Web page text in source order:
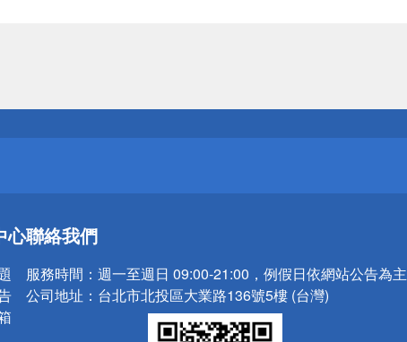
！
！
心聯絡我們
服務時間： 週一至週日 09:00-21:00，例假日依網站公告為主
公司地址： 台北市北投區大業路136號5樓 (台灣)